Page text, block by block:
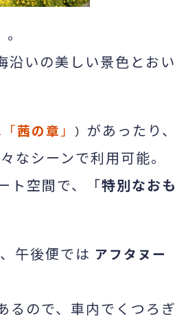
。
沿いの美しい景色とおい
「茜の章 」 ） があったり、
なシーンで利用可能。
ト空間で、「特別なおも
、午後便では アフタヌー
るので、車内でくつろぎ